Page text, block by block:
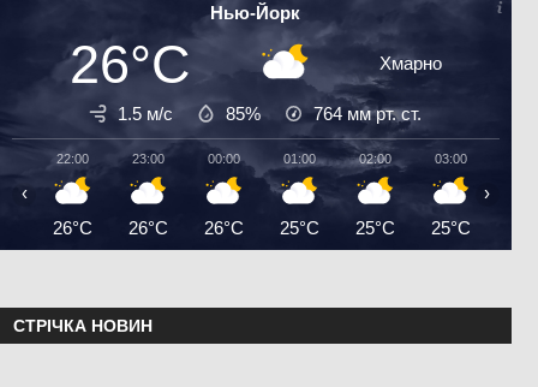
Нью-Йорк
26°C Хмарно
1.5 м/с 85% 764 мм рт. ст.
22:00
26°C
23:00
26°C
00:00
26°C
01:00
25°C
02:00
25°C
03:00
25°C
‹ ›
СТРІЧКА НОВИН